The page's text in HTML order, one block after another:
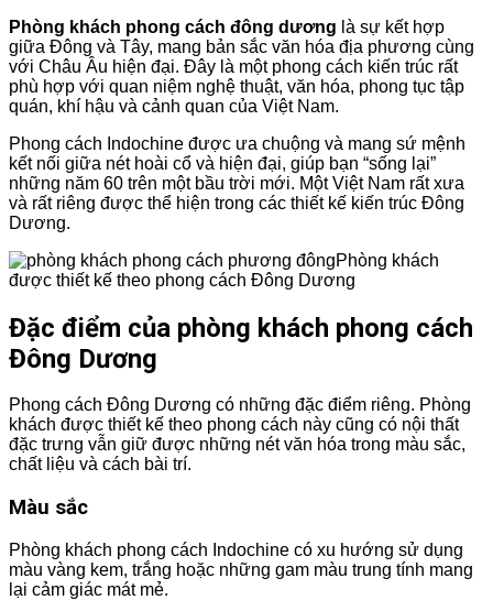
Phòng khách phong cách đông dương là sự kết hợp
giữa Đông và Tây, mang bản sắc văn hóa địa phương cùng
với Châu Âu hiện đại. Đây là một phong cách kiến ​​trúc rất
phù hợp với quan niệm nghệ thuật, văn hóa, phong tục tập
quán, khí hậu và cảnh quan của Việt Nam.
Phong cách Indochine được ưa chuộng và mang sứ mệnh
kết nối giữa nét hoài cổ và hiện đại, giúp bạn “sống lại”
những năm 60 trên một bầu trời mới. Một Việt Nam rất xưa
và rất riêng được thể hiện trong các thiết kế kiến ​​trúc Đông
Dương.
Phòng khách
được thiết kế theo phong cách Đông Dương
Đặc điểm của phòng khách phong cách
Đông Dương
Phong cách Đông Dương có những đặc điểm riêng. Phòng
khách được thiết kế theo phong cách này cũng có nội thất
đặc trưng vẫn giữ được những nét văn hóa trong màu sắc,
chất liệu và cách bài trí.
Màu sắc
Phòng khách phong cách Indochine có xu hướng sử dụng
màu vàng kem, trắng hoặc những gam màu trung tính mang
lại cảm giác mát mẻ.